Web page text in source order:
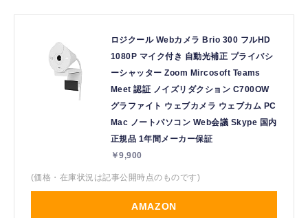
ロジクール Webカメラ Brio 300 フルHD
1080P マイク付き 自動光補正 プライバシ
ーシャッター Zoom Mircosoft Teams
Meet 認証 ノイズリダクション C700OW
グラファイト ウェブカメラ ウェブカム PC
Mac ノートパソコン Web会議 Skype 国内
正規品 1年間メーカー保証
￥9,900
(価格・在庫状況は記事公開時点のものです)
AMAZON